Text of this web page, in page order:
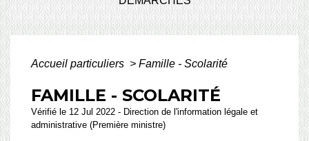
Accueil particuliers > Famille - Scolarité
FAMILLE - SCOLARITÉ
Vérifié le 12 Jul 2022 - Direction de l'information légale et
administrative (Première ministre)